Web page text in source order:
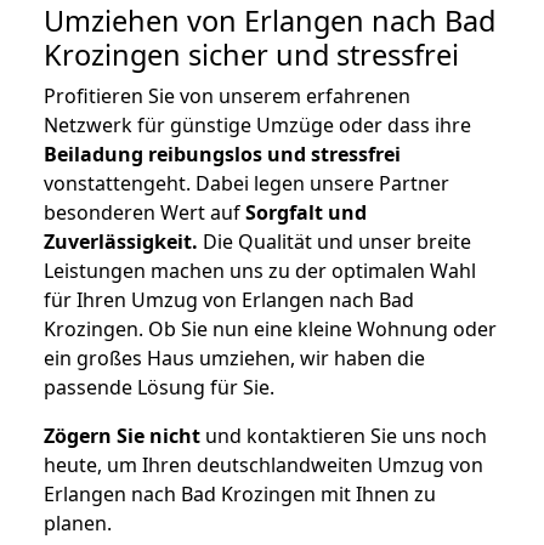
Umziehen von Erlangen nach Bad
Krozingen sicher und stressfrei
Profitieren Sie von unserem erfahrenen
Netzwerk für günstige Umzüge oder dass ihre
Beiladung reibungslos und stressfrei
vonstattengeht. Dabei legen unsere Partner
besonderen Wert aufSorgfalt und
Zuverlässigkeit. Die Qualität und unser breite
Leistungen machen uns zu der optimalen Wahl
für Ihren Umzug von Erlangen nach Bad
Krozingen. Ob Sie nun eine kleine Wohnung oder
ein großes Haus umziehen, wir haben die
passende Lösung für Sie.
Zögern Sie nicht und kontaktieren Sie uns noch
heute, um Ihren deutschlandweiten Umzug von
Erlangen nach Bad Krozingen mit Ihnen zu
planen.